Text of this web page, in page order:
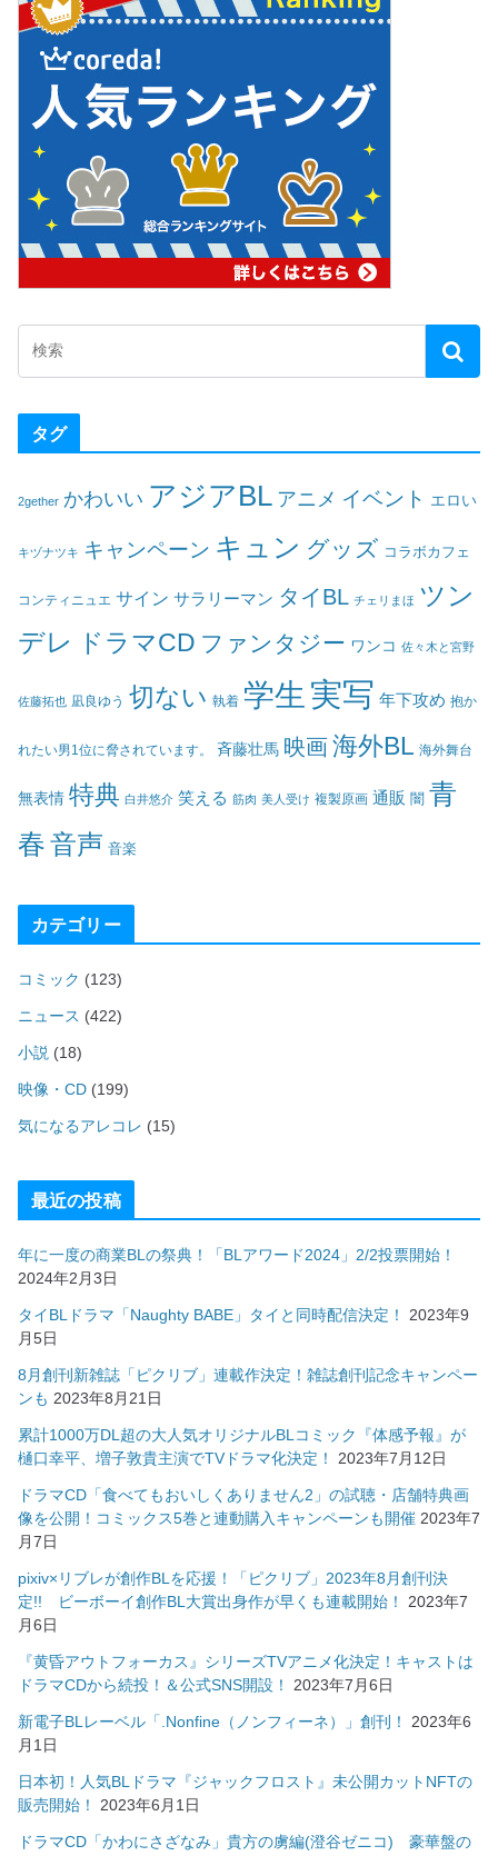
タグ
2gether かわいい アジアBL アニメ イベント エロい
キヅナツキ キャンペーン キュン グッズ コラボカフェ
コンティニュエ サイン サラリーマン タイBL チェリまほ ツン
デレ ドラマCD ファンタジー ワンコ 佐々木と宮野
佐藤拓也 凪良ゆう 切ない 執着 学生 実写 年下攻め 抱か
れたい男1位に脅されています。 斉藤壮馬 映画海外BL 海外舞台
無表情 特典 白井悠介 笑える 筋肉 美人受け 複製原画 通販 闇 青
春音声 音楽
カテゴリー
コミック (123)
ニュース (422)
小説 (18)
映像・CD (199)
気になるアレコレ (15)
最近の投稿
年に一度の商業BLの祭典！「BLアワード2024」2/2投票開始！
2024年2月3日
タイBLドラマ「Naughty BABE」タイと同時配信決定！
2023年9
月5日
8月創刊新雑誌「ピクリブ」連載作決定！雑誌創刊記念キャンペー
ンも 2023年8月21日
累計1000万DL超の大人気オリジナルBLコミック『体感予報』が
樋口幸平、増子敦貴主演でTVドラマ化決定！
2023年7月12日
ドラマCD「食べてもおいしくありません2」の試聴・店舗特典画
像を公開！コミックス5巻と連動購入キャンペーンも開催 2023年7
月7日
pixiv×リブレが創作BLを応援！「ピクリブ」2023年8月創刊決
定!! ビーボーイ創作BL大賞出身作が早くも連載開始！
2023年7
月6日
『黄昏アウトフォーカス』シリーズTVアニメ化決定！キャストは
ドラマCDから続投！＆公式SNS開設！
2023年7月6日
新電子BLレーベル「.Nonfine（ノンフィーネ）」創刊！
2023年6
月1日
日本初！人気BLドラマ『ジャックフロスト』未公開カットNFTの
販売開始！
2023年6月1日
ドラマCD「かわにさざなみ」貴方の虜編(澄谷ゼニコ) 豪華盤の